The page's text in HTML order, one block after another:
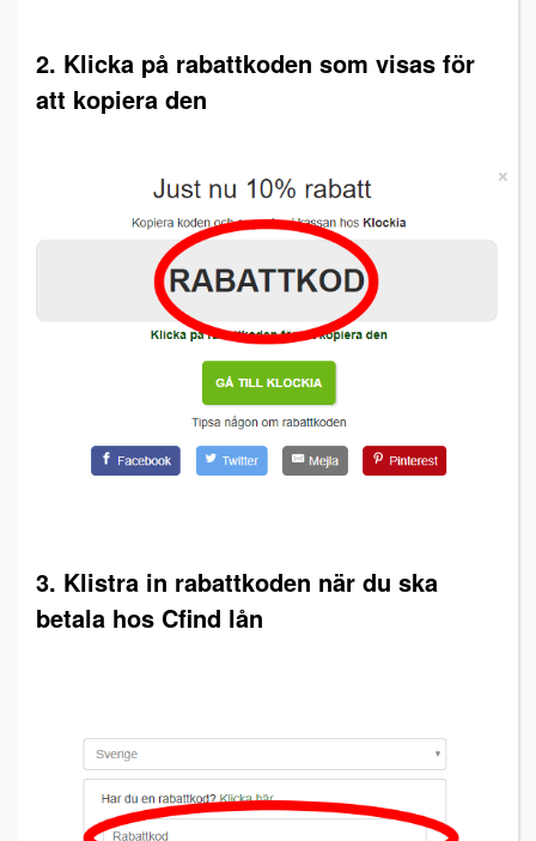
2. Klicka på rabattkoden som visas för
att kopiera den
3. Klistra in rabattkoden när du ska
betala hos Cfind lån